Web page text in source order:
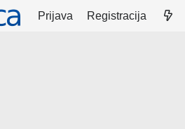
Prijava Registracija